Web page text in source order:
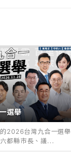
選舉
2026台灣九合一選舉
都縣市長、議...